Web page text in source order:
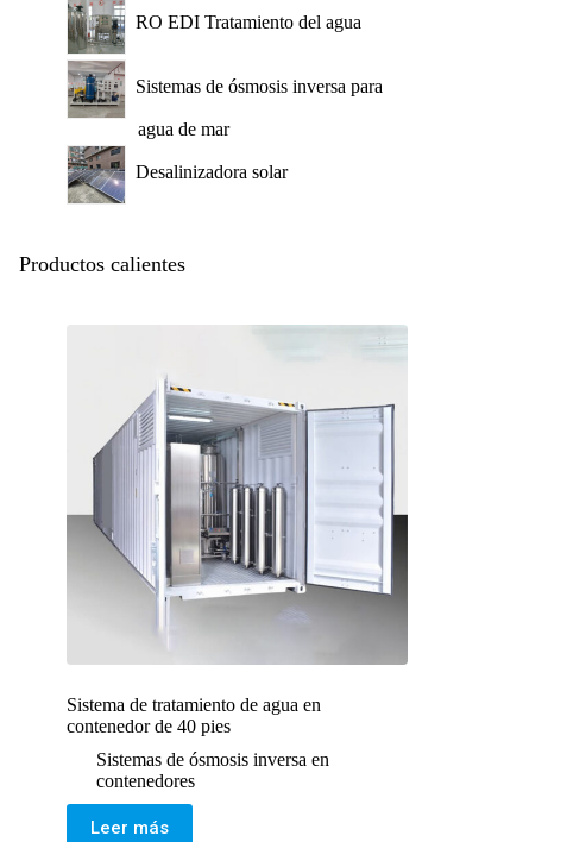
RO EDI Tratamiento del agua
Sistemas de ósmosis inversa para
agua de mar
Desalinizadora solar
Productos calientes
Sistema de tratamiento de agua en
contenedor de 40 pies
Sistemas de ósmosis inversa en
contenedores
Leer más